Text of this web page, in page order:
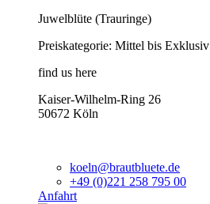
Juwelblüte (Trauringe)
Preiskategorie: Mittel bis Exklusiv
find us here
Kaiser-Wilhelm-Ring 26
50672 Köln
koeln@brautbluete.de
+49 (0)221 258 795 00
Anfahrt